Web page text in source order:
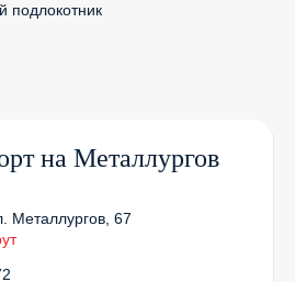
подлокотник
на Металлургов
Металлургов, 67